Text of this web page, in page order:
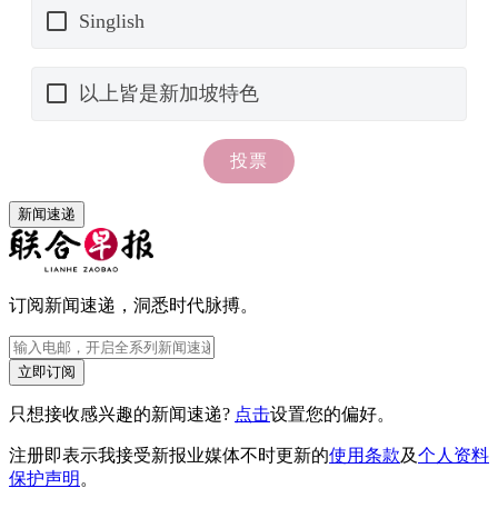
新闻速递
订阅新闻速递，洞悉时代脉搏。
立即订阅
只想接收感兴趣的新闻速递? 点击设置您的偏好。
注册即表示我接受新报业媒体不时更新的使用条款及个人资料
保护声明 。